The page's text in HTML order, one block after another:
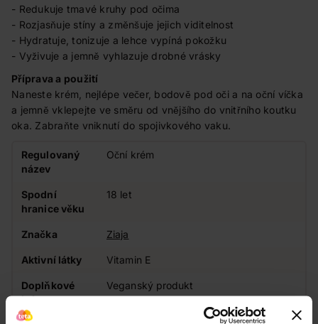
- Redukuje tmavé kruhy pod očima
- Rozjasňuje stíny a změnšuje jejich viditelnost
- Hydratuje, tonizuje a lehce vypíná pokožku
- Vyživuje a jemně vyhlazuje drobné vrásky
Příprava a použití
Naneste krém, nejlépe večer, bodově pod oči a na oční víčka
a jemně vklepejte ve směru od vnějšího do vnitřního koutku
oka. Zabraňte vniknutí do spojivkového vaku.
Regulovaný
název
Oční krém
Spodní
hranice věku
18 let
Značka Ziaja
Aktivní látky Vitamin E
Doplňkové
informace
Veganský produkt